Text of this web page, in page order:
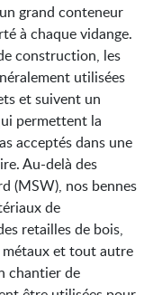
grand conteneur
à chaque vidange.
construction, les
utilisées
et suivent un
permettent la
acceptés dans une
Au-delà des
(MSW), nos bennes
de
retailles de bois,
et tout autre
chantier de